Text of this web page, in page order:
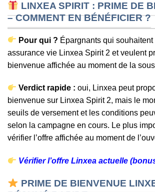
LINXEA SPIRIT : PRIME DE
– COMMENT EN BÉNÉFICIER ?
Pour qui ? Épargnants qui
assurance vie Linxea Spirit 2 et veulent
bienvenue affichée au moment de la
Verdict rapide : oui, Linxea peut
bienvenue sur Linxea Spirit 2, mais le
seuils de versement et les conditions
selon la campagne en cours. Le plus
vérifier l’offre affichée au moment de
Vérifier l’offre Linxea actuelle
PRIME DE BIENVENUE